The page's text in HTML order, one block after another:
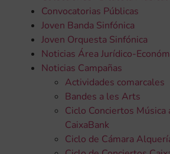
Convocatorias Públicas
Joven Banda Sinfónica
Joven Orquesta Sinfónica
Noticias Área Jurídico-
Noticias Campañas
Actividades comarcales
Bandes a les Arts
Ciclo Conciertos Música
CaixaBank
Ciclo de Cámara